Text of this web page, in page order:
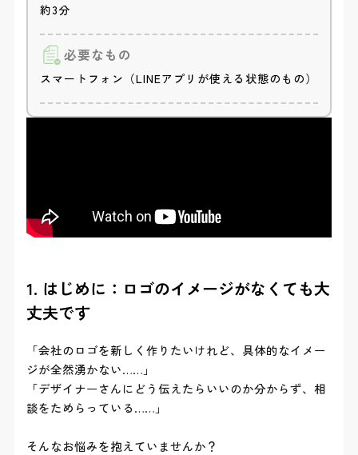
約3分
必要なもの
スマートフォン（LINEアプリが使える状態のもの）
1. はじめに：ロゴのイメージがなくても大
丈夫です
「会社のロゴを新しく作りたいけれど、具体的なイメー
ジが全然湧かない……」
「デザイナーさんにどう伝えたらいいのか分からず、相
談をためらっている……」
そんなお悩みを抱えていませんか？